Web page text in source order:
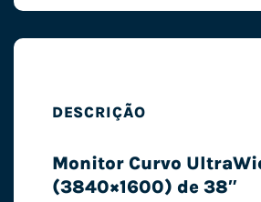
DESCRIÇÃO
Monitor Curvo
(3840×1600) de 38″